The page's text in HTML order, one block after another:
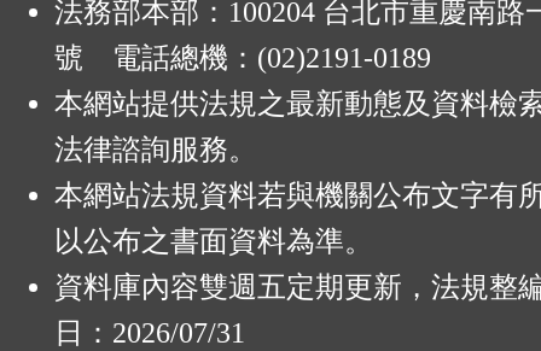
法務部本部：100204 台北市重慶南路
號 電話總機：(02)2191-0189
本網站提供法規之最新動態及資料檢
法律諮詢服務。
本網站法規資料若與機關公布文字有
以公布之書面資料為準。
資料庫內容雙週五定期更新，法規整
日：2026/07/31